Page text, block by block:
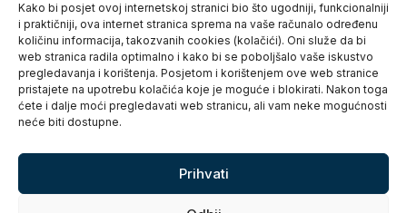
Kako bi posjet ovoj internetskoj stranici bio što ugodniji, funkcionalniji
i praktičniji, ova internet stranica sprema na vaše računalo određenu
količinu informacija, takozvanih cookies (kolačići). Oni služe da bi
web stranica radila optimalno i kako bi se poboljšalo vaše iskustvo
pregledavanja i korištenja. Posjetom i korištenjem ove web stranice
pristajete na upotrebu kolačića koje je moguće i blokirati. Nakon toga
ćete i dalje moći pregledavati web stranicu, ali vam neke mogućnosti
neće biti dostupne.
Prihvati
Zaštita osobnih podataka
Pristup informacijama
Kolačići
Izjava o pristupačnosti
Turistička zajednica grada Karlovca